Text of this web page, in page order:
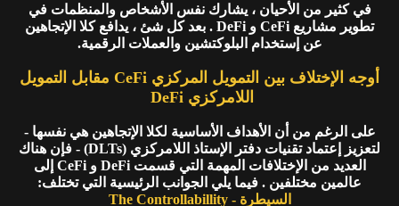
في كثير من الأحيان ، يشارك نفس الأشخاص والمنظمات في
تطوير مشاريع CeFi و DeFi . بعد كل شئ ، يدافع كلا الإتجاهين
عن إستخدام البلوكتشين والعملات الرقمية.
أوجه الإختلاف بين التمويل المركزي CeFi مقابل التمويل
اللامركزي DeFi
على الرغم من أن الأهداف الأساسية لكلا الإتجاهين هي نفسها -
لتعزيز إعتماد تقنيات دفتر الإستاذ اللامركزي (DLTs) - فإن هناك
العديد من الإختلافات المهمة التي قسمت DeFi و CeFi إلى
عالمين مختلفين . فيما يلي الجوانب الرئيسية التي تختلف:
السيطرة - The Controllabillity